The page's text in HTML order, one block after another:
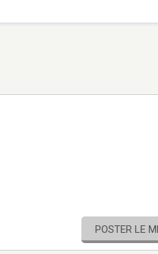
POSTER LE